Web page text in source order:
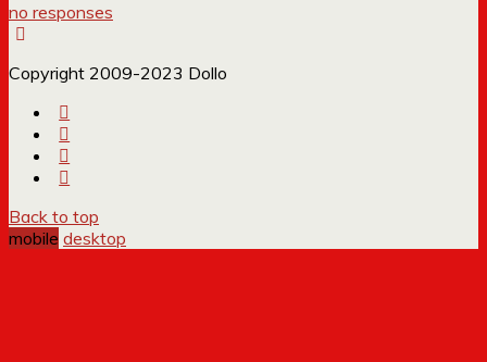
no responses
Copyright 2009-2023 Dollo
Back to top
mobile desktop